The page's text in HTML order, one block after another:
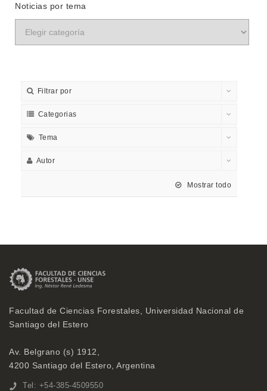
Noticias por tema
Filtrar por
Categorias
Tema
Autor
Mostrar todo
Facultad de Ciencias Forestales, Universidad Nacional de
Santiago del Estero
Av. Belgrano (s) 1912,
4200 Santiago del Estero, Argentina
Tel: +54-385-4509550